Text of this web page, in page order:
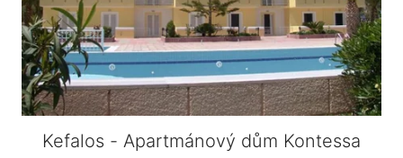
Kefalos - Apartmánový dům Kontessa